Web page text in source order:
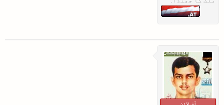
آف لائن